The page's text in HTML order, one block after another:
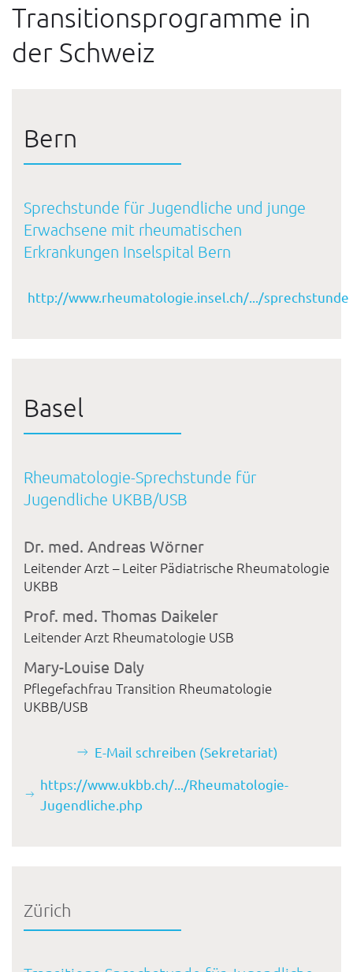
Transitionsprogramme in
der Schweiz
Bern
Sprechstunde für Jugendliche und junge
Erwachsene mit rheumatischen
Erkrankungen Inselspital Bern
http://www.rheumatologie.insel.ch/.../sprechstunde
Basel
Rheumatologie-Sprechstunde für
Jugendliche UKBB/USB
Dr. med. Andreas Wörner
Leitender Arzt – Leiter Pädiatrische Rheumatologie
UKBB
Prof. med. Thomas Daikeler
Leitender Arzt Rheumatologie USB
Mary-Louise Daly
Pflegefachfrau Transition Rheumatologie
UKBB/USB
E-Mail schreiben (Sekretariat)
https://www.ukbb.ch/.../Rheumatologie-
Jugendliche.php
Zürich